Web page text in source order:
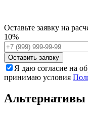
Оставьте заявку на
10%
Оставить заявку
Я даю согласие на
принимаю условия